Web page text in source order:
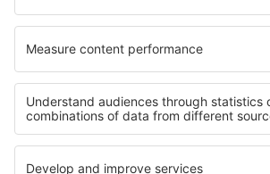
Hotels in Offenburg Hotels in Porto
Die besten Hotels - Regionen
Hotels in Aquitanien Hotels in Côte d’Azur
Hotels in Arc Hotels in Courchevel
Hotels in Kashubia Hotels Crater Lake